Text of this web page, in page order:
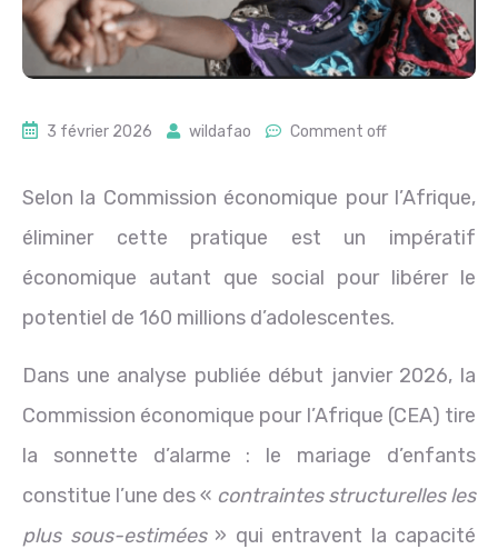
3 février 2026 wildafao Comment off
Selon la Commission économique pour l’Afrique,
éliminer cette pratique est un impératif
économique autant que social pour libérer le
potentiel de 160 millions d’adolescentes.
Dans une analyse publiée début janvier 2026, la
Commission économique pour l’Afrique (CEA) tire
la sonnette d’alarme : le mariage d’enfants
constitue l’une des « contraintes structurelles les
plus sous-estimées» qui entravent la capacité